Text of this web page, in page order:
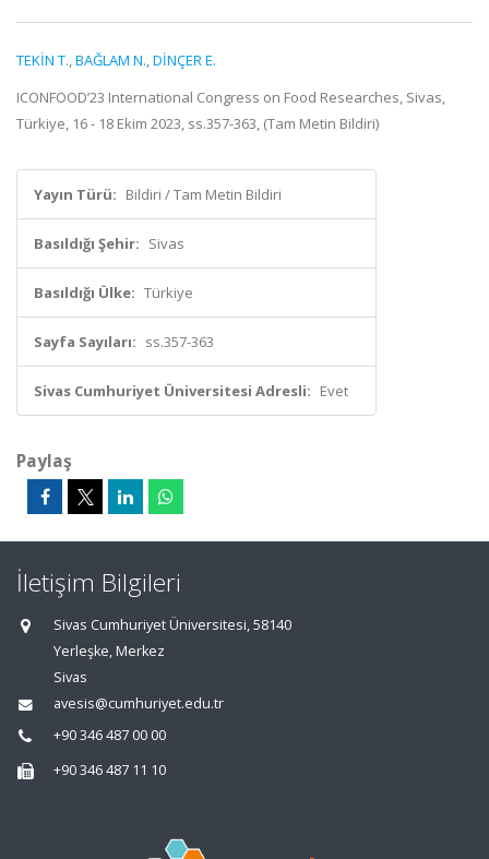
TEKİN T.,BAĞLAM N.,DİNÇER E.
ICONFOOD’23 International Congress on Food Researches, Sivas,
Türkiye, 16 - 18 Ekim 2023, ss.357-363, (Tam Metin Bildiri)
Yayın Türü: Bildiri / Tam Metin Bildiri
Basıldığı Şehir: Sivas
Basıldığı Ülke: Türkiye
Sayfa Sayıları: ss.357-363
Sivas Cumhuriyet Üniversitesi Adresli: Evet
Paylaş
İletişim Bilgileri
Sivas Cumhuriyet Üniversitesi, 58140
Yerleşke, Merkez
Sivas
avesis@cumhuriyet.edu.tr
+90 346 487 00 00
+90 346 487 11 10